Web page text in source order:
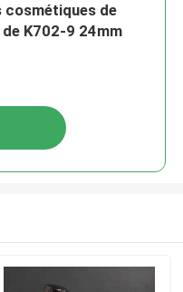
cosmétiques de
K702-9 24mm